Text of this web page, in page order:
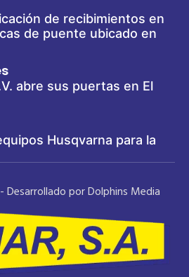
de recibimientos en
de puente ubicado en
abre sus puertas en El
Husqvarna para la
Desarrollado por Dolphins Media